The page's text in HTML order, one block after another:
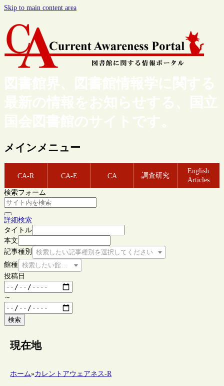
Skip to main content area
図書館界、図書館情報学に関する
最新の情報をお知らせする、国立
国会図書館のサイトです。
メインメニュー
CA-R CA-E CA 調査研究
English
Articles
検索フォーム
詳細検索
タイトル
本文
記事種別
検索したい記事種別を選択してください
館種 検索したい館種を選択してください
投稿日
～
検索
現在地
ホーム»カレントアウェアネス-R